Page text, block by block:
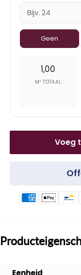
Geen
1,00
M² TOTAAL
Voeg
Eenheid